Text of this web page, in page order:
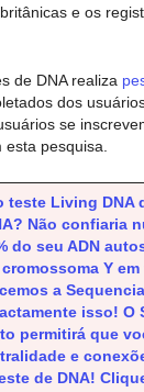
e os
de DNA realiza
dos
se
pesquisa.
teste Living DNA
Não confiaria
do seu ADN
Y
a
isso! O
permitirá que
e
de DNA!